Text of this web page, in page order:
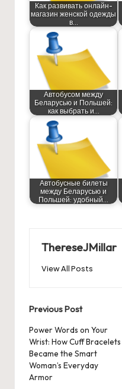
Как развивать онлайн-
магазин женской одежды
в…
Автобусом между
Беларусью и Польшей:
как выбрать и…
Автобусные билеты
между Беларусью и
Польшей: удобный…
ThereseJMillar
View All Posts
Post
navigation
Previous Post
Power Words on Your
Wrist: How Cuff Bracelets
Became the Smart
Woman’s Everyday
Armor